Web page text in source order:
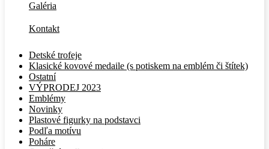
Galéria
Kontakt
Detské trofeje
Klasické kovové medaile (s potiskem na emblém či štítek)
Ostatní
VÝPRODEJ 2023
Emblémy
Novinky
Plastové figurky na podstavci
Podľa motívu
Poháre